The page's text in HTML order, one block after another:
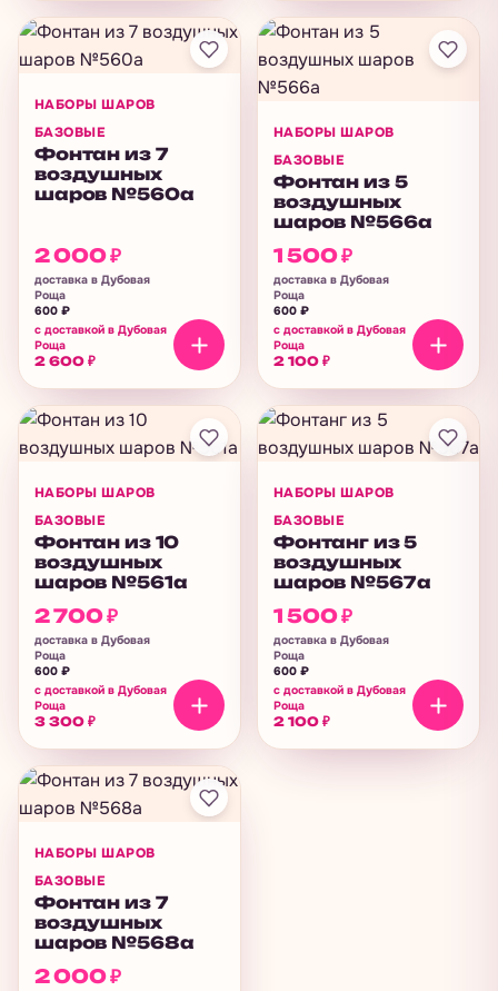
НАБОРЫ ШАРОВ
БАЗОВЫЕ
Фонтан из 7
воздушных
шаров №560а
2 000₽
доставка в Дубовая
Роща
600 ₽
с доставкой в Дубовая
Роща
2 600 ₽
НАБОРЫ ШАРОВ
БАЗОВЫЕ
Фонтан из 5
воздушных
шаров №566а
1 500₽
доставка в Дубовая
Роща
600 ₽
с доставкой в Дубовая
Роща
2 100 ₽
НАБОРЫ ШАРОВ
БАЗОВЫЕ
Фонтан из 10
воздушных
шаров №561а
2 700₽
доставка в Дубовая
Роща
600 ₽
с доставкой в Дубовая
Роща
3 300 ₽
НАБОРЫ ШАРОВ
БАЗОВЫЕ
Фонтанг из 5
воздушных
шаров №567а
1 500₽
доставка в Дубовая
Роща
600 ₽
с доставкой в Дубовая
Роща
2 100 ₽
НАБОРЫ ШАРОВ
БАЗОВЫЕ
Фонтан из 7
воздушных
шаров №568а
2 000₽